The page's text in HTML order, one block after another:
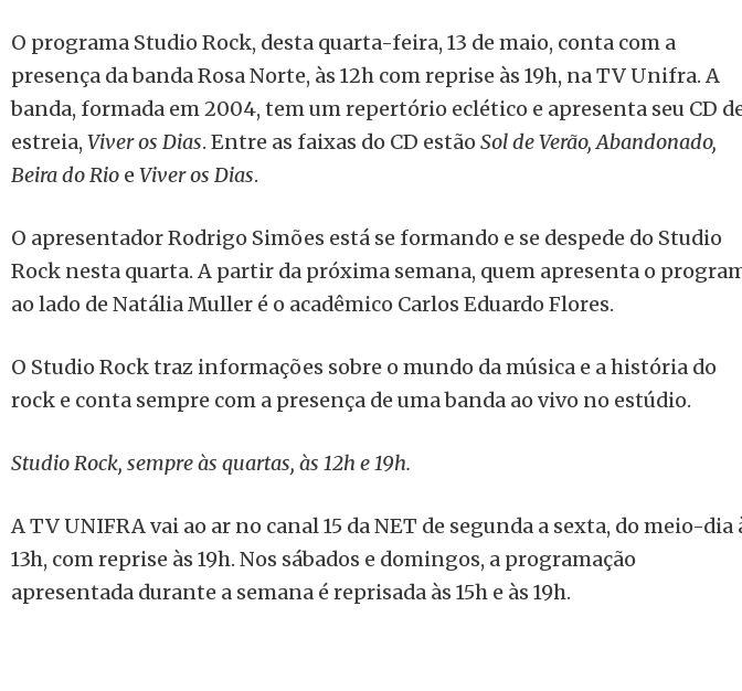
O programa Studio Rock, desta quarta-feira, 13 de maio, conta com a
presença da banda Rosa Norte, às 12h com reprise às 19h, na TV Unifra. A
banda, formada em 2004, tem um repertório eclético e apresenta seu CD
estreia, Viver os Dias. Entre as faixas do CD estãoSol de Verão, Abandonado,
Beira do Rio eViver os Dias.
O apresentador Rodrigo Simões está se formando e se despede do Studio
Rock nesta quarta. A partir da próxima semana, quem apresenta o
ao lado de Natália Muller é o acadêmico Carlos Eduardo Flores.
O Studio Rock traz informações sobre o mundo da música e a história do
rock e conta sempre com a presença de uma banda ao vivo no estúdio.
Studio Rock, sempre às quartas, às 12h e 19h.
A TV UNIFRA vai ao ar no canal 15 da NET de segunda a sexta, do meio-dia
13h, com reprise às 19h. Nos sábados e domingos, a programação
apresentada durante a semana é reprisada às 15h e às 19h.